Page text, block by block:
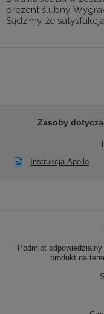
prezent ślubny.
Sądzimy, że
Zasoby
Instrukcja-Apollo
Podmiot
produkt na